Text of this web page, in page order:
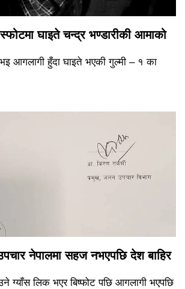
घाइते चन्द्र भण्डारीकी आमाको
आगलागी हुँदा घाइते भएकी गुल्मी – १ का
नेपालमा सहज नभएपछि देश बाहिर
ग्याँस लिक भएर बिष्फोट पछि आगलागी भएपछि